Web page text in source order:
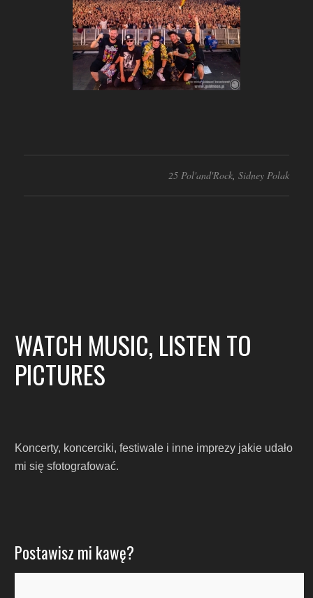
25 Pol'and'Rock, Sidney Polak
WATCH MUSIC, LISTEN TO
PICTURES
Koncerty, koncerciki, festiwale i inne imprezy jakie udało
mi się sfotografować.
Postawisz mi kawę?